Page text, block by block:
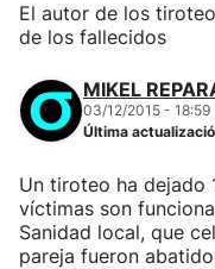
El autor de los
de los fallecidos
MIKEL
03/12/2015 - 18:59
Última
Un tiroteo ha dejado
víctimas son
Sanidad local, que
pareja fueron